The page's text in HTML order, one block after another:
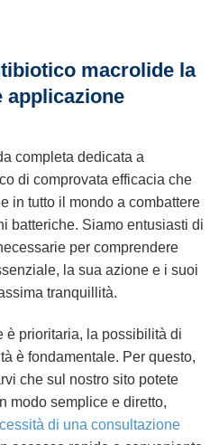
macrolide la
applicazione
completa dedicata a
di comprovata efficacia che
in tutto il mondo a combattere
batteriche. Siamo entusiasti di
per comprendere
la sua azione e i suoi
tranquillità.
è prioritaria, la possibilità di
è fondamentale. Per questo,
che sul nostro sito potete
modo semplice e diretto,
di una consultazione